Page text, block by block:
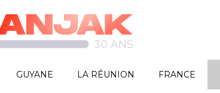
GUYANE LA RÉUNION FRANCE